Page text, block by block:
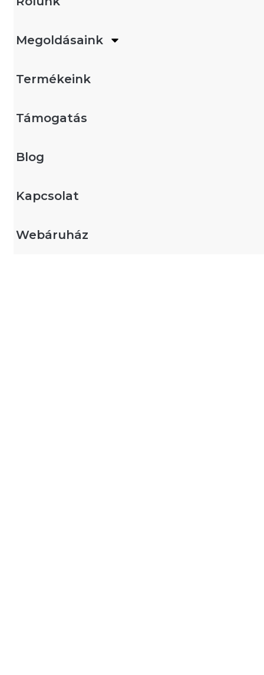
Megoldásaink
Termékeink
Támogatás
Blog
Kapcsolat
Webáruház